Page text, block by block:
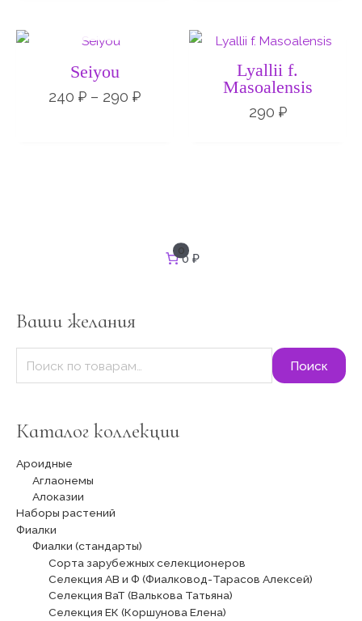
Seiyou
240 ₽ – 290 ₽
Диапазон
290 ₽
Lyallii f.
Masoalensis
290 ₽
0
0 ₽
Ваши желания
ь
:
Поиск
Каталог коллекции
Ароидные
Аглаонемы
Алоказии
Наборы растений
Фиалки
Фиалки (стандарты)
Сорта зарубежных селекционеров
Селекция АВ и Ф (Фиалковод-Тарасов Алексей)
Селекция ВаТ (Валькова Татьяна)
Селекция ЕК (Коршунова Елена)